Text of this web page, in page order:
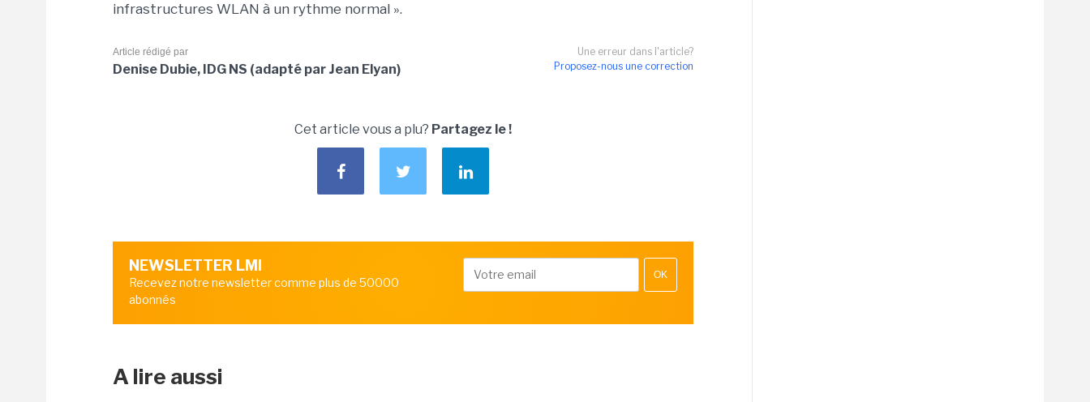
infrastructures WLAN à un rythme normal ».
Une erreur dans l'article?
Proposez-nous une correction
Article rédigé par
Denise Dubie, IDG NS (adapté par Jean Elyan)
Cet article vous a plu? Partagez le !
NEWSLETTER LMI
Recevez notre newsletter comme plus de 50000
abonnés
OK
A lire aussi